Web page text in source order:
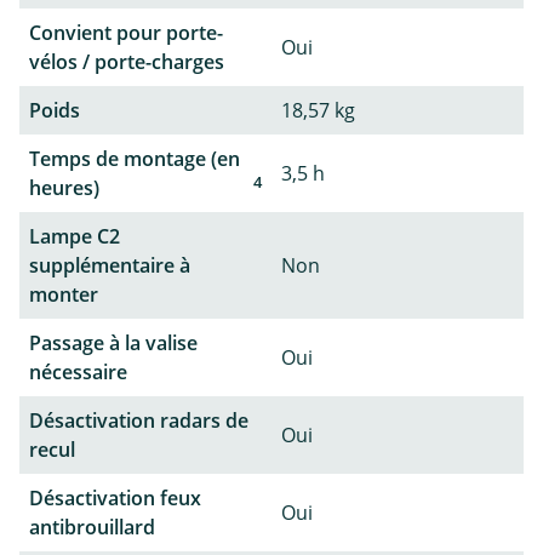
Convient pour porte-
vélos / porte-charges
Oui
Poids
18,57 kg
Temps de montage (en
heures)
4 3,5 h
Lampe C2
supplémentaire à
monter
Non
Passage à la valise
nécessaire
Oui
Désactivation radars de
recul
Oui
Désactivation feux
antibrouillard
Oui